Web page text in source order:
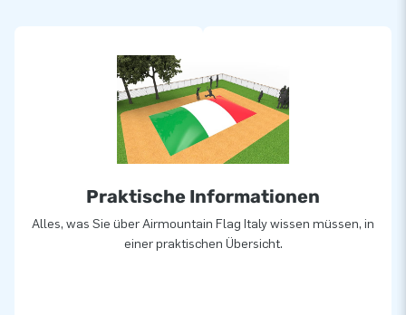
Wil je liever een airmountain in eigen kleuren of logo? Neem
dan contact op en laat ons in-house ontwerpteam er
vrijblijvend een voor jou ontwerpen!
Meer dan 15.000 klanten kozen ook voor JB
JB laat al meer dan 15 jaar mensen wereldwijd een gat in de
lucht springen. Vaak letterlijk. Ons team van designers,
ontwikkelaars en logistiek medewerkers leveren unieke
Praktische Informationen
Alles, was Sie über Airmountain Flag Italy wissen müssen, in
einer praktischen Übersicht.